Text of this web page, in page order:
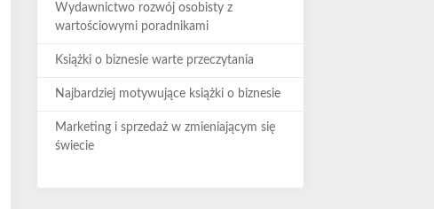
Wydawnictwo rozwój osobisty z
wartościowymi poradnikami
Książki o biznesie warte przeczytania
Najbardziej motywujące książki o biznesie
Marketing i sprzedaż w zmieniającym się
świecie